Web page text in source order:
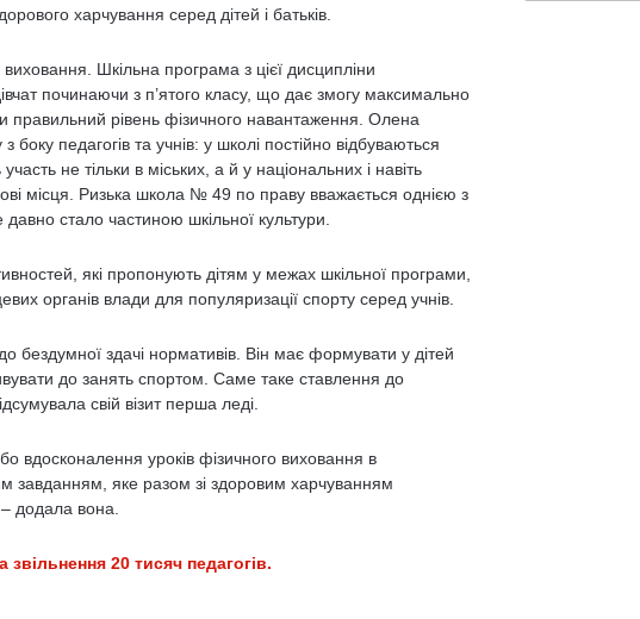
харчування серед дітей і батьків.
Шкільна програма з цієї дисципліни
починаючи з п’ятого класу, що дає змогу максимально
правильний рівень фізичного навантаження. Олена
педагогів та учнів: у школі постійно відбуваються
не тільки в міських, а й у національних і навіть
місця. Ризька школа № 49 по праву вважається однією з
стало частиною шкільної культури.
які пропонують дітям у межах шкільної програми,
органів влади для популяризації спорту серед учнів.
бездумної здачі нормативів. Він має формувати у дітей
до занять спортом. Саме таке ставлення до
свій візит перша леді.
уроків фізичного виховання в
завданням, яке разом зі здоровим харчуванням
додала вона.
звільнення 20 тисяч педагогів.